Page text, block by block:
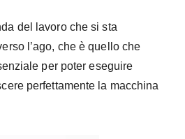
del lavoro che si sta
l’ago, che è quello che
per poter eseguire
perfettamente la macchina